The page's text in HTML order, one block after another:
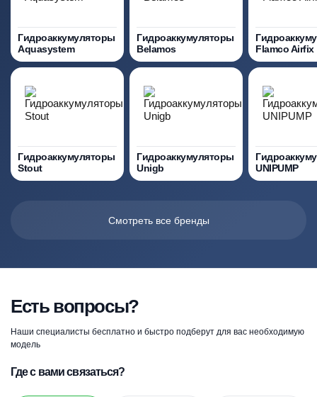
Гидроаккумуляторы
Aquasystem
Гидроаккумуляторы
Belamos
Flamco Airfix
Гидроаккумуляторы
Stout
Гидроаккумуляторы
Unigb
UNIPUMP
Смотреть все бренды
Есть вопросы?
Наши специалисты бесплатно и быстро подберут для вас необходимую
модель
Где с вами связаться?